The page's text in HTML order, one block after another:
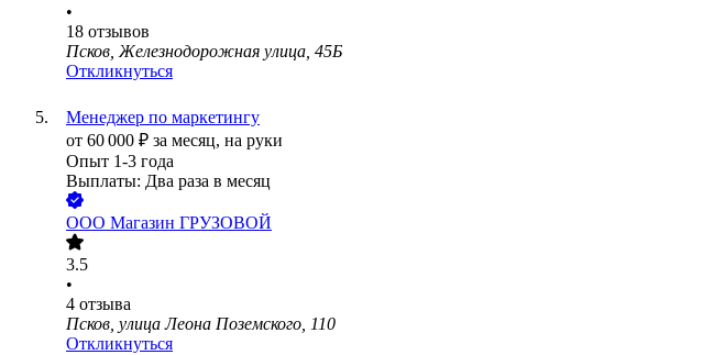
•
18 отзывов
Псков, Железнодорожная улица, 45Б
Откликнуться
Менеджер по маркетингу
от 60 000 ₽ за месяц, на руки
Опыт 1-3 года
Выплаты: Два раза в месяц
ООО Магазин ГРУЗОВОЙ
3.5
•
4 отзыва
Псков, улица Леона Поземского, 110
Откликнуться